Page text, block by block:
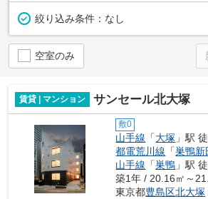
絞り込み条件： なし
空室のみ
賃貸 | マンション サンセール北大塚
敷0
山手線 「大塚 」駅
都電荒川線 「巣鴨新
山手線 「巣鴨 」駅
築1年 / 20.16㎡～
東京都豊島区北大塚